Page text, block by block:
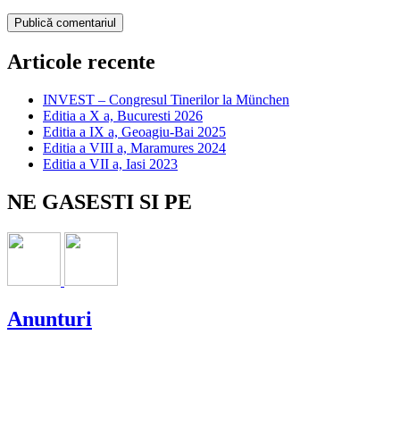
Articole recente
INVEST – Congresul Tinerilor la München
Editia a X a, Bucuresti 2026
Editia a IX a, Geoagiu-Bai 2025
Editia a VIII a, Maramures 2024
Editia a VII a, Iasi 2023
NE GASESTI SI PE
Anunturi